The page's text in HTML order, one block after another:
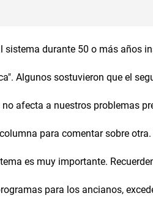
durante 50 o más años
Algunos sostuvieron que el
afecta a nuestros problemas
para comentar sobre
es muy importante.
para los ancianos,